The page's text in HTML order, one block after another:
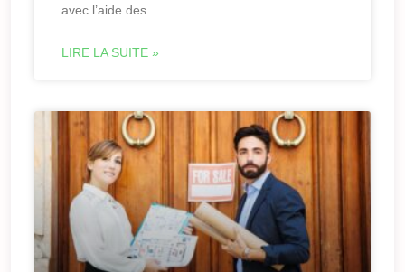
avec l’aide des
LIRE LA SUITE »